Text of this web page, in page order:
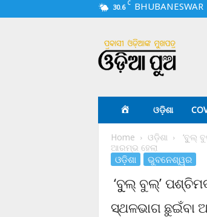
30.6 C BHUBANESWAR
i
a
ଓଡ଼ିଶା
Home ଓଡ଼ିଶା
‘ବୁୁଲ୍
ଆରମ୍ଭ ହେଲା
ଓଡ଼ିଶା ଭୁବନେଶ୍ୱର
‘ବୁୁଲ୍ ବୁଲ୍‌’
ସ୍ଥଳଭାଗ ଛୁଇଁବା